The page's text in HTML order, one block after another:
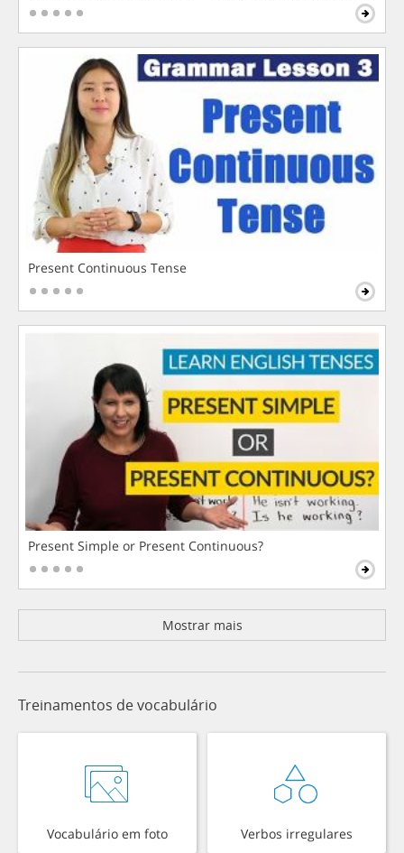
Present Continuous Tense
Present Simple or Present Continuous?
Mostrar mais
Treinamentos de vocabulário
Vocabulário em foto Verbos irregulares